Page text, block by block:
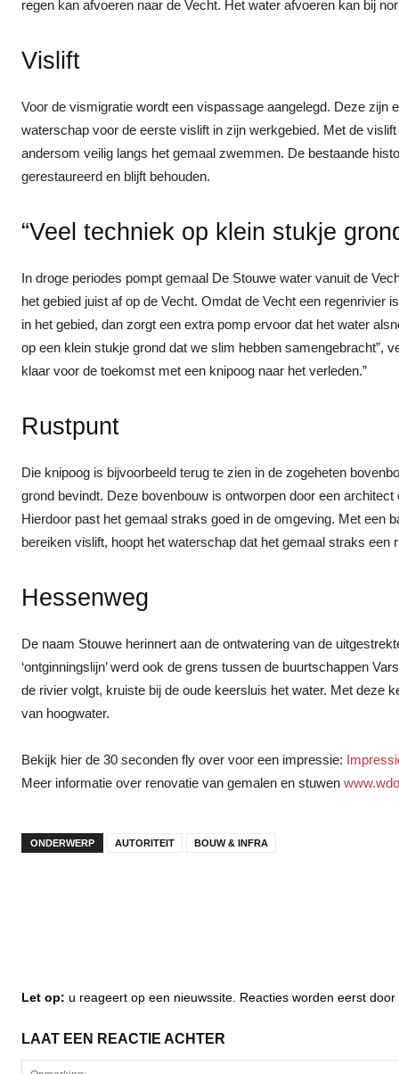
regen kan afvoeren naar de Vecht. Het water afvoeren kan bij
Vislift
Voor de vismigratie wordt een vispassage aangelegd. Deze zijn
waterschap voor de eerste vislift in zijn werkgebied. Met de
andersom veilig langs het gemaal zwemmen. De bestaande
gerestaureerd en blijft behouden.
“Veel techniek op klein stukje
In droge periodes pompt gemaal De Stouwe water vanuit de
het gebied juist af op de Vecht. Omdat de Vecht een regenrivier
in het gebied, dan zorgt een extra pomp ervoor dat het water
op een klein stukje grond dat we slim hebben samengebracht”,
klaar voor de toekomst met een knipoog naar het verleden.”
Rustpunt
Die knipoog is bijvoorbeeld terug te zien in de zogeheten
grond bevindt. Deze bovenbouw is ontworpen door een
Hierdoor past het gemaal straks goed in de omgeving. Met een
bereiken vislift, hoopt het waterschap dat het gemaal straks een
Hessenweg
De naam Stouwe herinnert aan de ontwatering van de
‘ontginningslijn’ werd ook de grens tussen de buurtschappen
de rivier volgt, kruiste bij de oude keersluis het water. Met deze
van hoogwater.
Bekijk hier de 30 seconden fly over voor een impressie:
Meer informatie over renovatie van gemalen en stuwen
ONDERWERP AUTORITEIT BOUW & INFRA
Let op: u reageert op een nieuwssite. Reacties worden eerst
LAAT EEN REACTIE ACHTER